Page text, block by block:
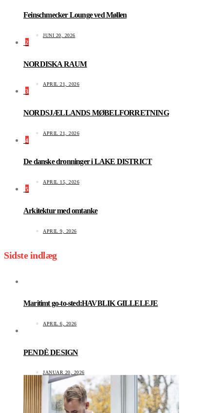
Feinschmecker Lounge ved Møllen
JUNI 20, 2026
2
NORDISKA RAUM
APRIL 21, 2026
3
NORDSJÆLLANDS MØBELFORRETNING
APRIL 21, 2026
4
De danske dronninger i LAKE DISTRICT
APRIL 15, 2026
5
Arkitektur med omtanke
APRIL 9, 2026
Sidste indlæg
Maritimt go-to-sted:HAVBLIK GILLELEJE
APRIL 6, 2026
PENDÈ DESIGN
JANUAR 20, 2026